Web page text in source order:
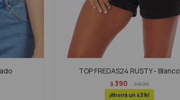
TOP FREDAS24 RUSTY - Blanco
$ 390 $690
43